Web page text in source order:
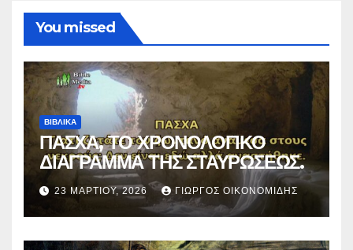
You missed
ΒΙΒΛΙΚΑ
ΠΑΣΧΑ, ΤΟ ΧΡΟΝΟΛΟΓΙΚΟ
ΔΙΑΓΡΑΜΜΑ ΤΗΣ ΣΤΑΥΡΩΣΕΩΣ.
23 ΜΑΡΤΊΟΥ, 2026 ΓΙΏΡΓΟΣ ΟΙΚΟΝΟΜΊΔΗΣ